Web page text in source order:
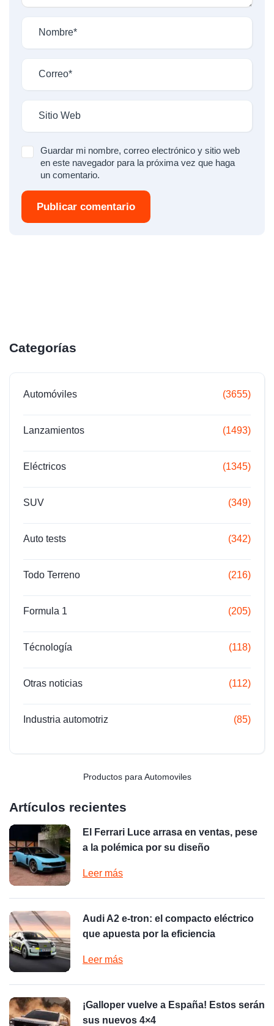
Guardar mi nombre, correo electrónico y sitio web
en este navegador para la próxima vez que haga
un comentario.
Publicar comentario
Categorías
Automóviles (3655)
Lanzamientos (1493)
Eléctricos (1345)
SUV (349)
Auto tests (342)
Todo Terreno (216)
Formula 1 (205)
Técnología (118)
Otras noticias (112)
Industria automotriz (85)
Productos para Automoviles
Artículos recientes
El Ferrari Luce arrasa en ventas, pese
a la polémica por su diseño
Leer más
Audi A2 e-tron: el compacto eléctrico
que apuesta por la eficiencia
Leer más
¡Galloper vuelve a España! Estos serán
sus nuevos 4×4